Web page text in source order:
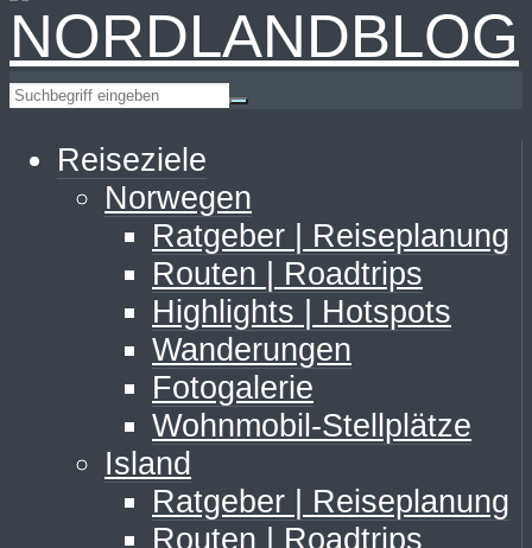
Reiseziele
Norwegen
Ratgeber | Reiseplanung
Routen | Roadtrips
Highlights | Hotspots
Wanderungen
Fotogalerie
Wohnmobil-Stellplätze
Island
Ratgeber | Reiseplanung
Routen | Roadtrips